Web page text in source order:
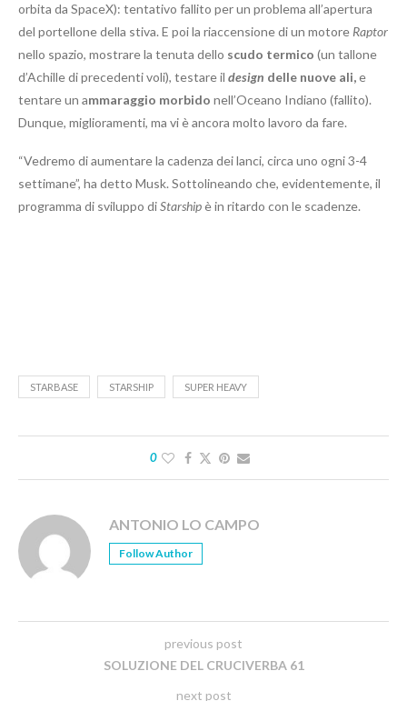
orbita da SpaceX): tentativo fallito per un problema all’apertura
del portellone della stiva. E poi la riaccensione di un motore Raptor
nello spazio, mostrare la tenuta dello scudo termico (un tallone
d’Achille di precedenti voli), testare il design delle nuove ali,e
tentare un ammaraggio morbido nell’Oceano Indiano (fallito).
Dunque, miglioramenti, ma vi è ancora molto lavoro da fare.
“Vedremo di aumentare la cadenza dei lanci, circa uno ogni 3-4
settimane”, ha detto Musk. Sottolineando che, evidentemente, il
programma di sviluppo diStarshipè in ritardo con le scadenze.
STARBASE STARSHIP SUPER HEAVY
0
ANTONIO LO CAMPO
Follow Author
previous post
SOLUZIONE DEL CRUCIVERBA 61
next post